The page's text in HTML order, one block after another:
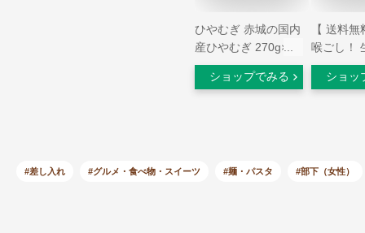
ひやむぎ 赤城の国内
産ひやむぎ 270g×20
袋【ひやむぎ 冷麦
麺類 送料無料】【北
ショップでみる
【 送料
喉ごし！
セット
麦 ヒヤ
内祝い ギ
ショッ
#差し入れ #グルメ・食べ物・スイーツ #麺・パスタ #部下（女性）